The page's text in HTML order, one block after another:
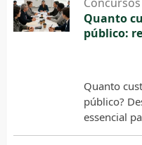
Quanto
público:
Quanto
público?
essencial